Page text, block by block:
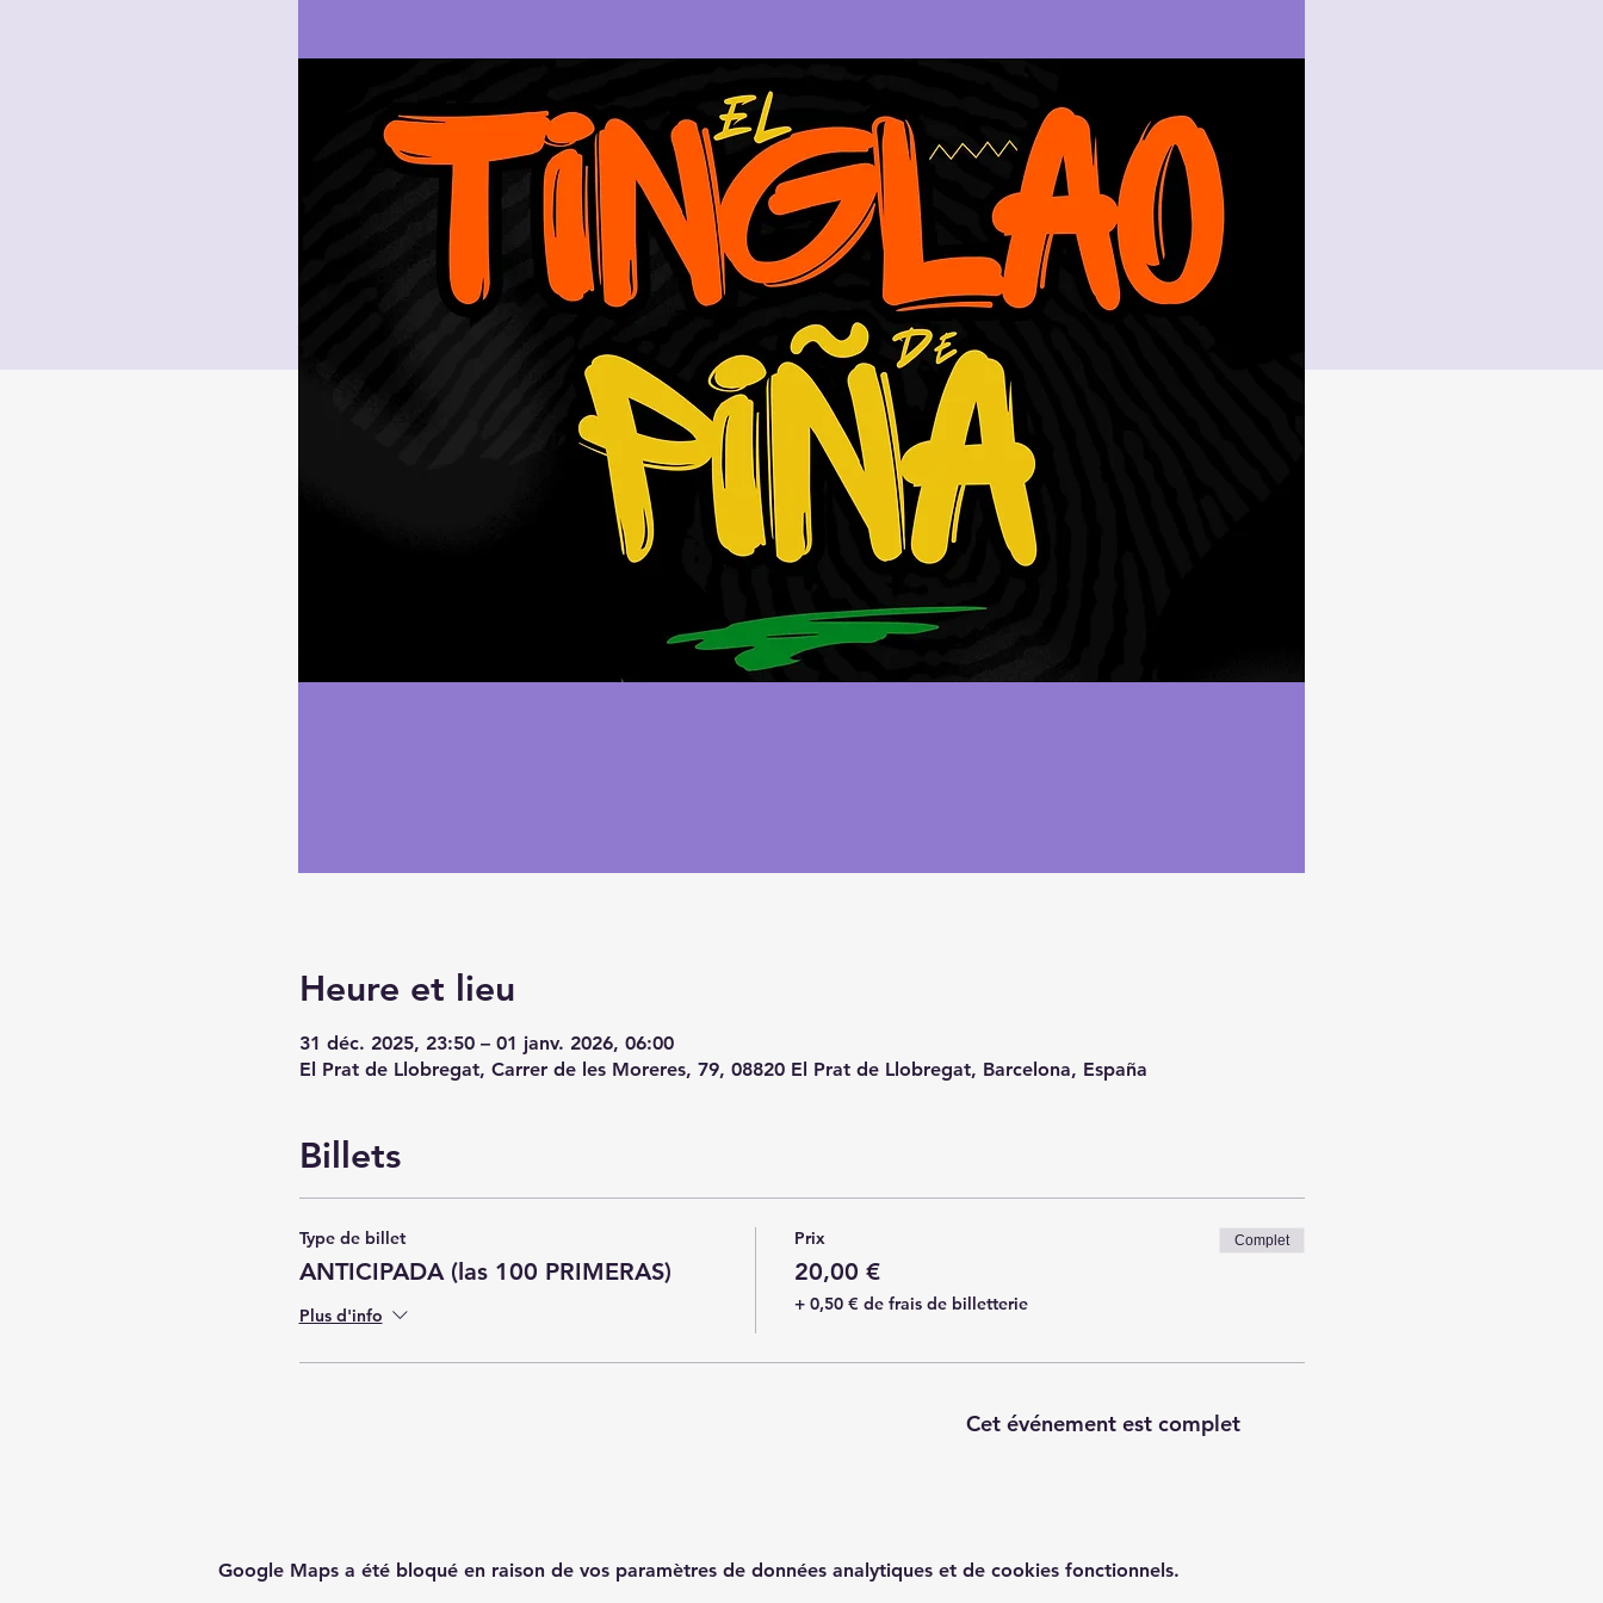
Heure et lieu
31 déc. 2025, 23:50 – 01 janv. 2026, 06:00
El Prat de Llobregat, Carrer de les Moreres, 79, 08820 El Prat de Llobregat, Barcelona, España
Billets
Type de billet
ANTICIPADA (las 100 PRIMERAS)
Plus d'info
Prix
20,00 €
+ 0,50 € de frais de billetterie
Complet
Cet événement est complet
Google Maps a été bloqué en raison de vos paramètres de données analytiques et de cookies fonctionnels.